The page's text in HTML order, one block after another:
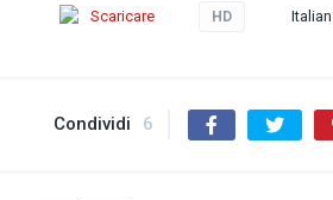
Scaricare HD Italian
Condividi 6